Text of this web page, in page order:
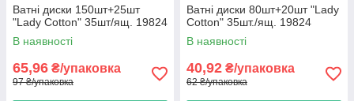
Ватні диски 150шт+25шт
"Lady Cotton" 35шт/ящ. 19824
В наявності
65,96 ₴/упаковка
97 ₴/упаковка
Ватні диски 80шт+20шт "Lady
Cotton" 35шт./ящ. 19824
В наявності
40,92 ₴/упаковка
62 ₴/упаковка